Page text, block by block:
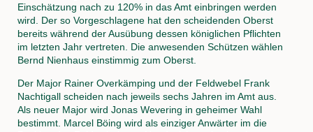
Einschätzung nach zu 120% in das Amt einbringen werden
wird. Der so Vorgeschlagene hat den scheidenden Oberst
bereits während der Ausübung dessen königlichen Pflichten
im letzten Jahr vertreten. Die anwesenden Schützen wählen
Bernd Nienhaus einstimmig zum Oberst.
Der Major Rainer Overkämping und der Feldwebel Frank
Nachtigall scheiden nach jeweils sechs Jahren im Amt aus.
Als neuer Major wird Jonas Wevering in geheimer Wahl
bestimmt. Marcel Böing wird als einziger Anwärter im die